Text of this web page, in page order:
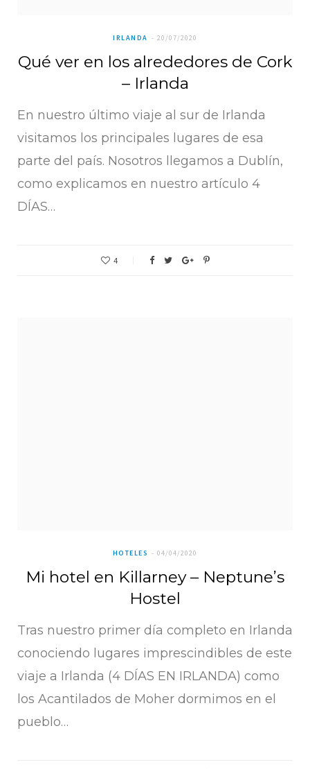
IRLANDA 20/07/2020
Qué ver en los alrededores de Cork
– Irlanda
En nuestro último viaje al sur de Irlanda
visitamos los principales lugares de esa
parte del país. Nosotros llegamos a Dublín,
como explicamos en nuestro artículo 4
DÍAS…
4
HOTELES 04/04/2020
Mi hotel en Killarney – Neptune’s
Hostel
Tras nuestro primer día completo en Irlanda
conociendo lugares imprescindibles de este
viaje a Irlanda (4 DÍAS EN IRLANDA) como
los Acantilados de Moher dormimos en el
pueblo…